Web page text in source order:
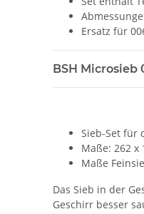
Ersatz für
BSH
Sieb-Set für
Maße: 262 x
Maße
Das Sieb in der
Geschirr besser